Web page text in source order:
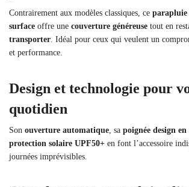
Contrairement aux modèles classiques, ce
surface offre une couverture généreuse tout en
transporter . Idéal pour ceux qui veulent un
et performance.
Design et technologie pour
quotidien
Son ouverture automatique , sa poignée design en
protection solaire UPF50+ en font l’accessoire
journées imprévisibles.